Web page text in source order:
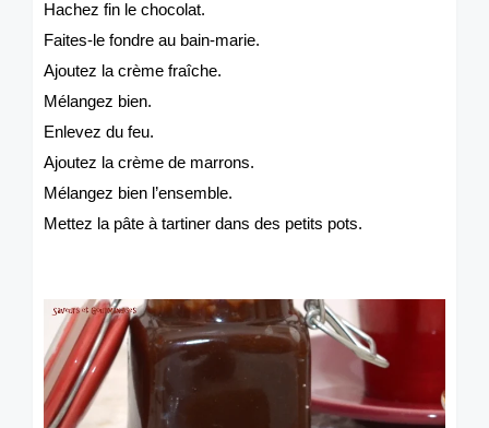
Hachez fin le chocolat.
Faites-le fondre au bain-marie.
Ajoutez la crème fraîche.
Mélangez bien.
Enlevez du feu.
Ajoutez la crème de marrons.
Mélangez bien l’ensemble.
Mettez la pâte à tartiner dans des petits pots.